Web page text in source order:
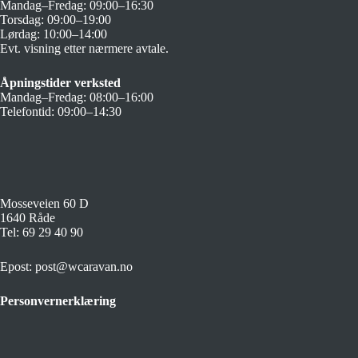
Mandag–Fredag: 09:00–16:30
Torsdag: 09:00–19:00
Lørdag: 10:00–14:00
Evt. visning etter nærmere avtale.
Åpningstider verksted
Mandag–Fredag: 08:00–16:00
Telefontid: 09:00–14:30
Mosseveien 60 D
1640 Råde
Tel: 69 29 40 90
Epost: post@wcaravan.no
Personvernerklæring